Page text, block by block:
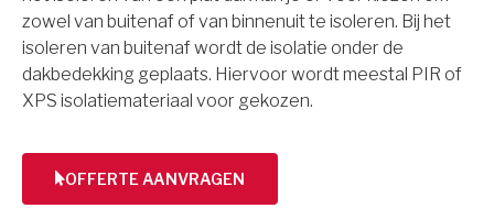
zowel van buitenaf of van binnenuit te isoleren. Bij het
isoleren van buitenaf wordt de isolatie onder de
dakbedekking geplaats. Hiervoor wordt meestal PIR of
XPS isolatiemateriaal voor gekozen.
OFFERTE AANVRAGEN